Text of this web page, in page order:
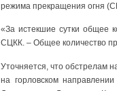
режима прекращения огня
«За истекшие сутки общее
СЦКК. – Общее количество
Уточняется, что обстрелам
на горловском